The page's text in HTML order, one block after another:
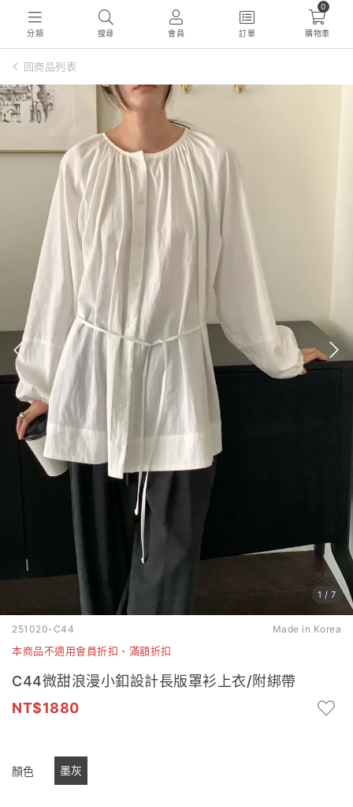
分類 搜尋 會員 訂單
0
購物車
回商品列表
1 / 7
251020-C44 Made in Korea
本商品不適用會員折扣、滿額折扣
C44微甜浪漫小釦設計長版罩衫上衣/附綁帶
1880
顏色 墨灰